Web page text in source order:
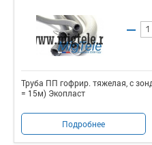
Труба ПП гофрир. тяжелая, с
= 15м) Экопласт
Подробнее